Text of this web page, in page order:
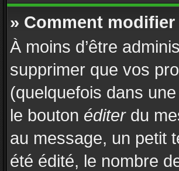
» Comment
À moins d’être
supprimer que vos
(quelquefois dans
le bouton éditerdu
au message, un petit
été édité, le nombre